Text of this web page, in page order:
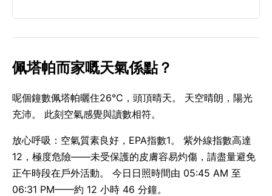
佩塔帕而家嘅天氣係點？
呢個鐘數佩塔帕曬住26°C，頭頂晴天。 天空晴朗，陽光
充沛。 此刻空氣感覺與讀數相符。
放心呼吸：空氣質素良好，EPA指數1。 紫外線指數高達
12，極度危險——未受保護的皮膚容易灼傷，請盡量避免
正午時段在戶外活動。 今日日照時間由 05:45 AM 至
06:31 PM——約 12 小時 46 分鐘。